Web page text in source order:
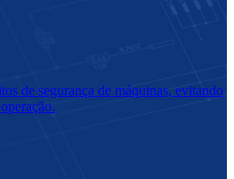
de segurança de máquinas, evitando